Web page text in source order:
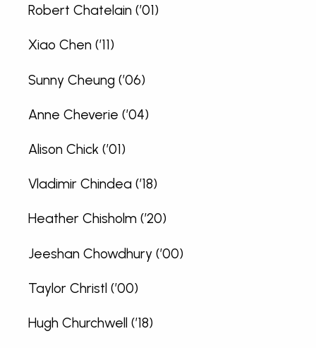
Robert Chatelain (’01)
Xiao Chen (’11)
Sunny Cheung (’06)
Anne Cheverie (’04)
Alison Chick (’01)
Vladimir Chindea (’18)
Heather Chisholm (’20)
Jeeshan Chowdhury (’00)
Taylor Christl (’00)
Hugh Churchwell (’18)